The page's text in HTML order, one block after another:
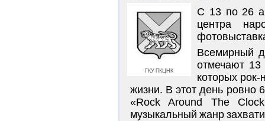
ГКУ ПКЦНК
С 13 по 26
центра
Всемирный
отмечают
которых
жизни. В этот день ровно
«Rock Around The
музыкальный жанр